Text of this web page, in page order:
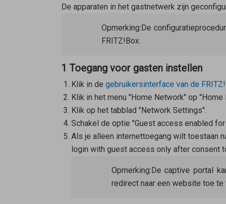
De apparaten in het gastnetwerk zijn
Opmerking: De
FRITZ!Box.
1 Toegang voor gasten instellen
Klik in de gebruikersinterface van de
Klik in het menu "Home Network" op
Klik op het tabblad "Network Settings".
Schakel de optie "Guest access enabled for
Als je alleen internettoegang wilt toestaan
login with guest access only after consent
Opmerking:De captive portal
redirect naar een website toe te